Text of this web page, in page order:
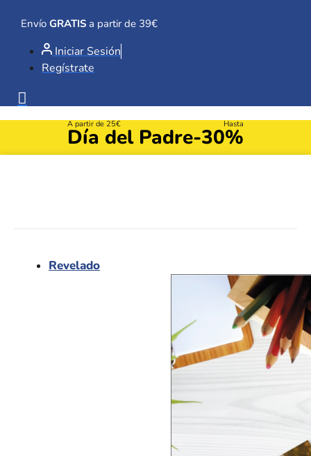
contenido
Envío GRATIS a partir de 39€
Iniciar Sesión
Regístrate
A partir de 25€
Día del Padre
Hasta
-30%
Revelado